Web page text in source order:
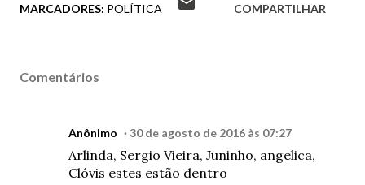
MARCADORES: POLÍTICA COMPARTILHAR
Comentários
Anônimo 30 de agosto de 2016 às 07:27
Arlinda, Sergio Vieira, Juninho, angelica,
Clóvis estes estão dentro